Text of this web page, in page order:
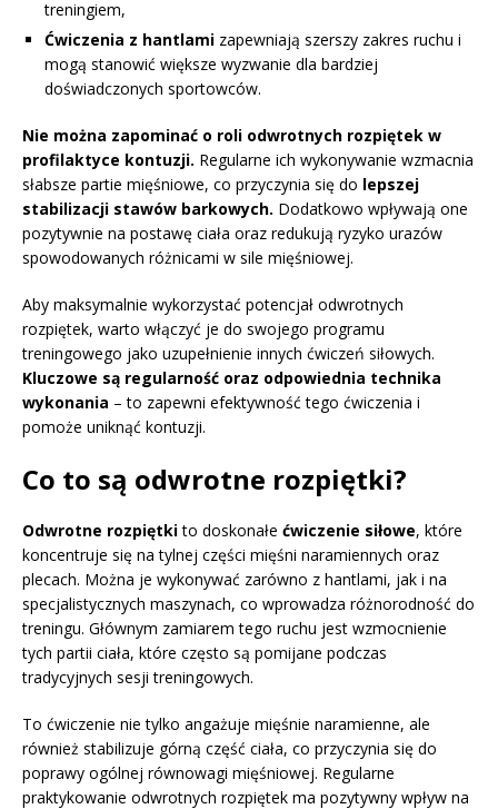
treningiem,
Ćwiczenia z hantlami zapewniają szerszy zakres ruchu i
mogą stanowić większe wyzwanie dla bardziej
doświadczonych sportowców.
Nie można zapominać o roli odwrotnych rozpiętek w
profilaktyce kontuzji. Regularne ich wykonywanie wzmacnia
słabsze partie mięśniowe, co przyczynia się do lepszej
stabilizacji stawów barkowych. Dodatkowo wpływają one
pozytywnie na postawę ciała oraz redukują ryzyko urazów
spowodowanych różnicami w sile mięśniowej.
Aby maksymalnie wykorzystać potencjał odwrotnych
rozpiętek, warto włączyć je do swojego programu
treningowego jako uzupełnienie innych ćwiczeń siłowych.
Kluczowe są regularność oraz odpowiednia technika
wykonania – to zapewni efektywność tego ćwiczenia i
pomoże uniknąć kontuzji.
Co to są odwrotne rozpiętki?
Odwrotne rozpiętkito doskonałe ćwiczenie siłowe, które
koncentruje się na tylnej części mięśni naramiennych oraz
plecach. Można je wykonywać zarówno z hantlami, jak i na
specjalistycznych maszynach, co wprowadza różnorodność do
treningu. Głównym zamiarem tego ruchu jest wzmocnienie
tych partii ciała, które często są pomijane podczas
tradycyjnych sesji treningowych.
To ćwiczenie nie tylko angażuje mięśnie naramienne, ale
również stabilizuje górną część ciała, co przyczynia się do
poprawy ogólnej równowagi mięśniowej. Regularne
praktykowanie odwrotnych rozpiętek ma pozytywny wpływ na